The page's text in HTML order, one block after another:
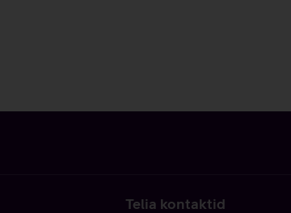
Telia kontaktid